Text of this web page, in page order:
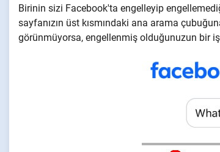
Birinin sizi Facebook'ta engelleyip
sayfanızın üst kısmındaki ana arama
görünmüyorsa, engellenmiş olduğunuzun bir